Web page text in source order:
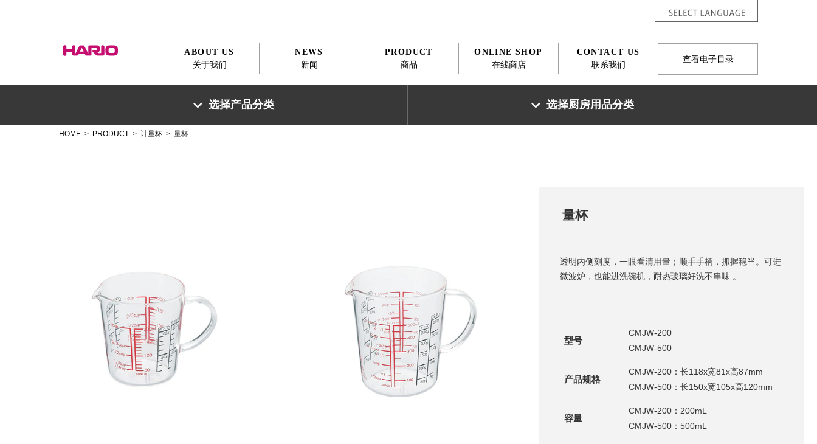
ABOUT US
关于我们
NEWS
新闻
PRODUCT
商品
ONLINE SHOP
在线商店
CONTACT US
联系我们
查看电子目录
选择产品分类 选择厨房用品分类
HOME > PRODUCT > 计量杯 > 量杯
量杯
透明内侧刻度，一眼看清用量；顺手手柄，抓握稳当。可进
微波炉，也能进洗碗机，耐热玻璃好洗不串味 。
型号
CMJW-200
CMJW-500
产品规格
CMJW-200：长118x宽81x高87mm
CMJW-500：长150x宽105x高120mm
容量
CMJW-200：200mL
CMJW-500：500mL